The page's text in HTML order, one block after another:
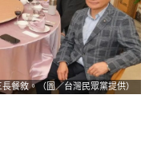
餐敘。（圖／台灣民眾黨提供）